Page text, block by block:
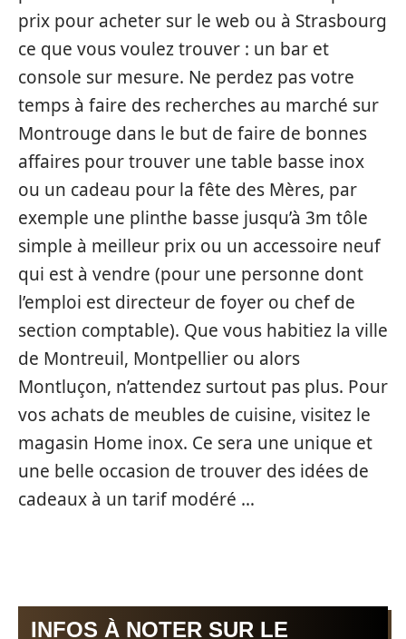
prix pour acheter sur le web ou à Strasbourg
ce que vous voulez trouver : un bar et
console sur mesure. Ne perdez pas votre
temps à faire des recherches au marché sur
Montrouge dans le but de faire de bonnes
affaires pour trouver une table basse inox
ou un cadeau pour la fête des Mères, par
exemple une plinthe basse jusqu’à 3m tôle
simple à meilleur prix ou un accessoire neuf
qui est à vendre (pour une personne dont
l’emploi est directeur de foyer ou chef de
section comptable). Que vous habitiez la ville
de Montreuil, Montpellier ou alors
Montluçon, n’attendez surtout pas plus. Pour
vos achats de meubles de cuisine, visitez le
magasin Home inox. Ce sera une unique et
une belle occasion de trouver des idées de
cadeaux à un tarif modéré …
INFOS À NOTER SUR LE